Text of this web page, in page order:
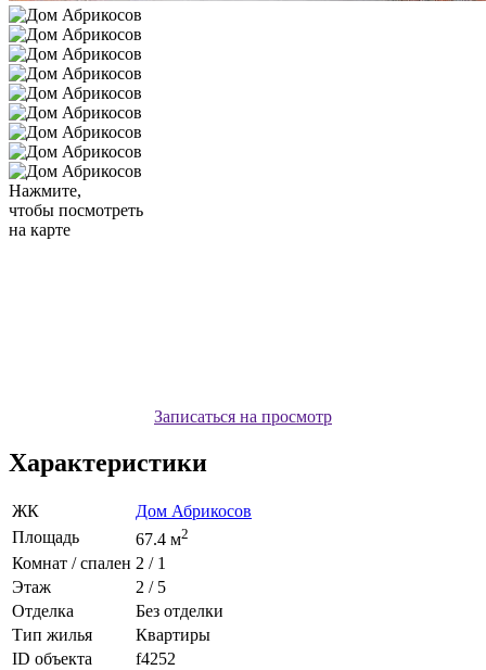
Нажмите,
чтобы посмотреть
на карте
Записаться на просмотр
Характеристики
ЖК
Дом Абрикосов
Площадь
67.4 м2
Комнат / спален 2 / 1
Этаж
2 / 5
Отделка
Без отделки
Тип жилья
Квартиры
ID объекта
f4252